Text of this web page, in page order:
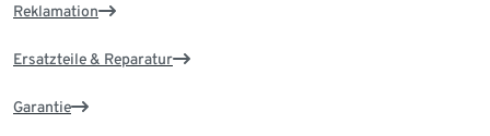
Reklamation
Ersatzteile & Reparatur
Garantie